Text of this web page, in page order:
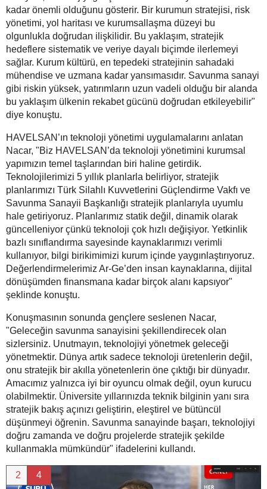
kadar önemli olduğunu gösterir. Bir kurumun stratejisi, risk
yönetimi, yol haritası ve kurumsallaşma düzeyi bu
olgunlukla doğrudan ilişkilidir. Bu yaklaşım, stratejik
hedeflere sistematik ve veriye dayalı biçimde ilerlemeyi
sağlar. Kurum kültürü, en tepedeki stratejinin sahadaki
mühendise ve uzmana kadar yansımasıdır. Savunma sanayi
gibi riskin yüksek, yatırımların uzun vadeli olduğu bir alanda
bu yaklaşım ülkenin rekabet gücünü doğrudan etkileyebilir"
diye konuştu.
HAVELSAN’ın teknoloji yönetimi uygulamalarını anlatan
Nacar, "Biz HAVELSAN’da teknoloji yönetimini kurumsal
yapımızın temel taşlarından biri haline getirdik.
Teknolojilerimizi 5 yıllık planlarla belirliyor, stratejik
planlarımızı Türk Silahlı Kuvvetlerini Güçlendirme Vakfı ve
Savunma Sanayii Başkanlığı stratejik planlarıyla uyumlu
hale getiriyoruz. Planlarımız statik değil, dinamik olarak
güncelleniyor çünkü teknoloji çok hızlı değişiyor. Yetkinlik
bazlı sınıflandırma sayesinde kaynaklarımızı verimli
kullanıyor, bilgi birikimimizi kurum içinde yaygınlaştırıyoruz.
Değerlendirmelerimiz Ar-Ge’den insan kaynaklarına, dijital
dönüşümden finansmana kadar birçok alanı kapsıyor"
şeklinde konuştu.
Konuşmasının sonunda gençlere seslenen Nacar,
"Geleceğin savunma sanayisini şekillendirecek olan
sizlersiniz. Unutmayın, teknolojiyi yönetmek geleceği
yönetmektir. Dünya artık sadece teknoloji üretenlerin değil,
onu stratejik bir akılla yönetenlerin öne çıktığı bir dünyadır.
Amacımız yalnızca iyi bir oyuncu olmak değil, oyun kurucu
olabilmektir. Üniversite yıllarınızda teknik bilginin yanı sıra
stratejik bakış açınızı geliştirin, eleştirel ve bütüncül
düşünmeyi öğrenin. Savunma sanayinde başarı, teknolojiyi
doğru zamanda ve doğru projelerde stratejik şekilde
kullanmakla mümkündür" ifadelerini kullandı.
2 4